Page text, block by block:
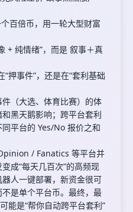
百倍币，用一轮大型财富
+ 纯情绪”，而是 叙事＋真
押事件”，还是在“套利基础
（大选、体育比赛）的体
黑天鹅影响；跨平台套利
平台的 Yes/No 报价之和
/ Fanatics 等平台并
成“每天几百次”的高频现
人一键部署，新资金很可
是单个平台币。最终，最
能是“帮你自动跨平台套利”